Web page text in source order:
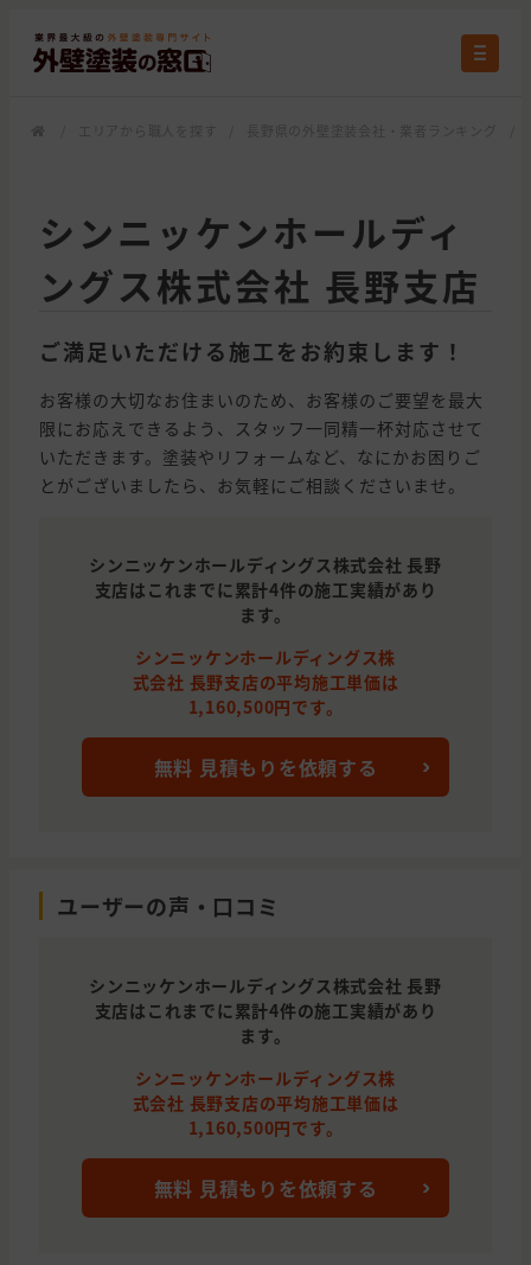
シンニッケンホールディ
ングス株式会社 長野支店
ご満足いただける施工をお約束します！
お客様の大切なお住まいのため、お客様のご要望を最大
限にお応えできるよう、スタッフ一同精一杯対応させて
いただきます。塗装やリフォームなど、なにかお困りご
とがございましたら、お気軽にご相談くださいませ。
シンニッケンホールディングス株式会社 長野
支店はこれまでに累計4件の施工実績があり
ます。
シンニッケンホールディングス株
式会社 長野支店の平均施工単価は
1,160,500円です。
無料 見積もりを依頼する
ユーザーの声・口コミ
シンニッケンホールディングス株式会社 長野
支店はこれまでに累計4件の施工実績があり
ます。
シンニッケンホールディングス株
式会社 長野支店の平均施工単価は
1,160,500円です。
無料 見積もりを依頼する